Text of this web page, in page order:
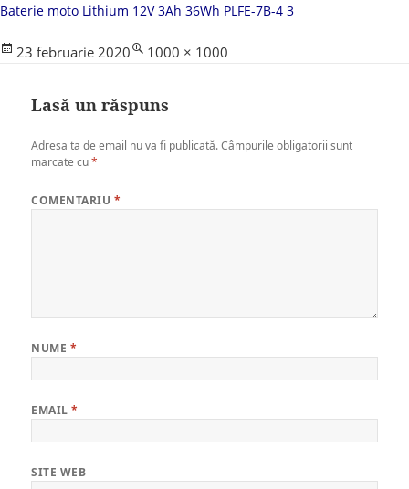
Baterie moto Lithium 12V 3Ah 36Wh PLFE-7B-4 3
Posted
23 februarie 2020
Full
1000 × 1000
Lasă un răspuns
Adresa ta de email nu va fi publicată. Câmpurile obligatorii sunt
marcate cu*
COMENTARIU *
NUME *
EMAIL*
SITE WEB